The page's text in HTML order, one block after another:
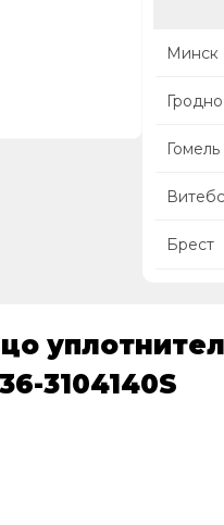
Минск
Гродно
Гомель
Брест
3104140S